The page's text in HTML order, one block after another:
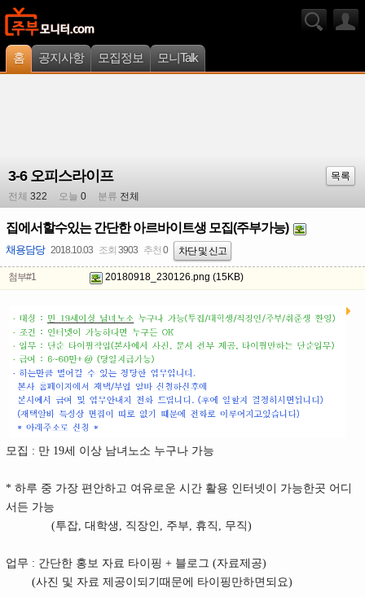
홈 공지사항 모집정보 모니Talk
3-6 오피스라이프
목록
전체 322 오늘 0 분류 전체
집에서할수있는 간단한 아르바이트생 모집(주부가능)
채용담당 2018.10.03 조회 3903 추천 0 차단 및 신고
첨부#1 20180918_230126.png (15KB)
모집 : 만 19세 이상 남녀노소 누구나 가능
* 하루 중 가장 편안하고 여유로운 시간 활용 인터넷이 가능한곳 어디
서든 가능
(투잡, 대학생, 직장인, 주부, 휴직, 무직)
업무 : 간단한 홍보 자료 타이핑 + 블로그 (자료제공)
(사진 및 자료 제공이되기때문에 타이핑만하면되요)